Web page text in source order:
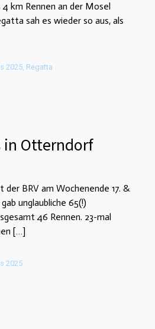
4 km Rennen an der Mosel
sah es wieder so aus, als
2025, Regatta
in Otterndorf
der BRV am Wochenende 17. &
unglaubliche 65(!)
46 Rennen. 23-mal
[…]
2025